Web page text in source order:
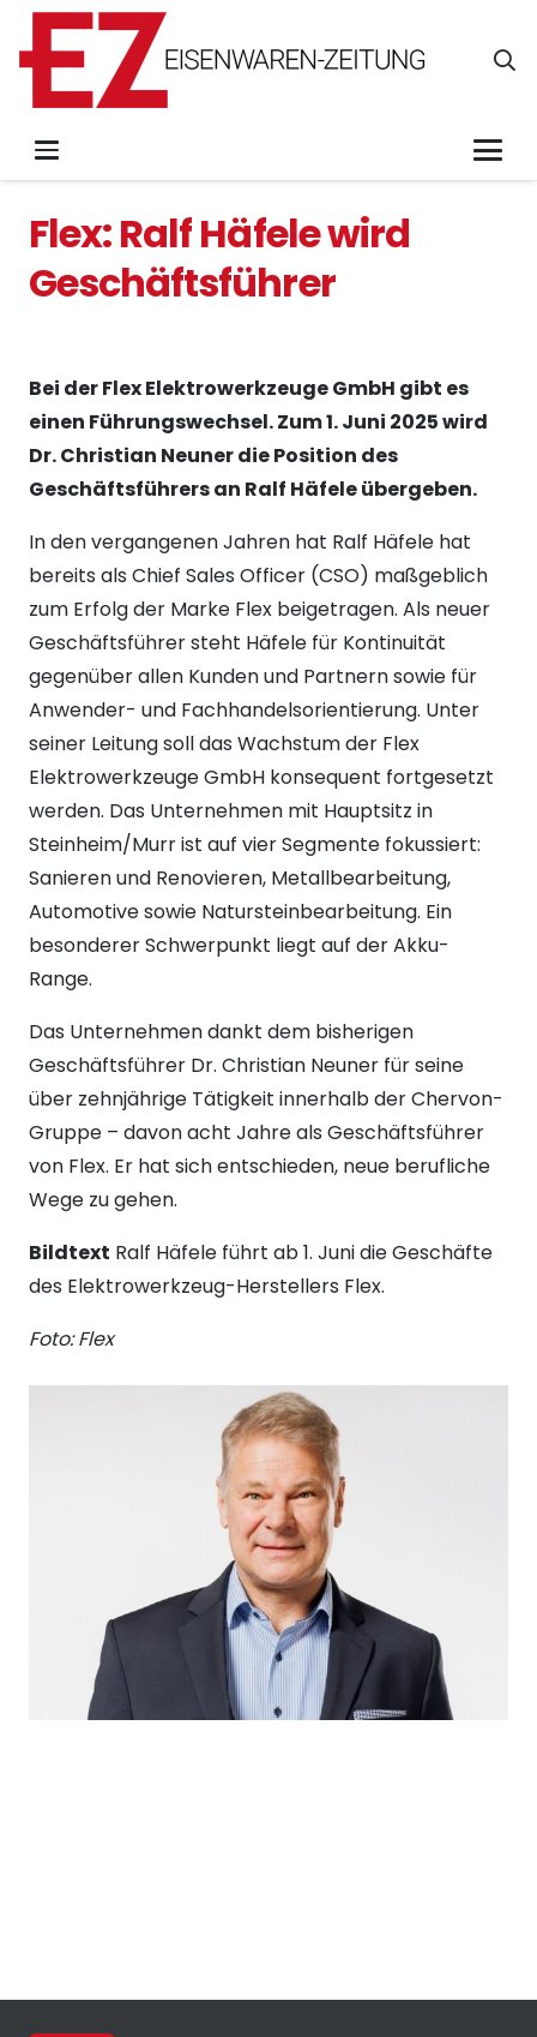
Flex: Ralf Häfele wird
Geschäftsführer
Bei der Flex Elektrowerkzeuge GmbH gibt es
einen Führungswechsel. Zum 1. Juni 2025 wird
Dr. Christian Neuner die Position des
Geschäftsführers an Ralf Häfele übergeben.
In den vergangenen Jahren hat Ralf Häfele hat
bereits als Chief Sales Officer (CSO) maßgeblich
zum Erfolg der Marke Flex beigetragen. Als neuer
Geschäftsführer steht Häfele für Kontinuität
gegenüber allen Kunden und Partnern sowie für
Anwender- und Fachhandelsorientierung. Unter
seiner Leitung soll das Wachstum der Flex
Elektrowerkzeuge GmbH konsequent fortgesetzt
werden. Das Unternehmen mit Hauptsitz in
Steinheim/Murr ist auf vier Segmente fokussiert:
Sanieren und Renovieren, Metallbearbeitung,
Automotive sowie Natursteinbearbeitung. Ein
besonderer Schwerpunkt liegt auf der Akku-
Range.
Das Unternehmen dankt dem bisherigen
Geschäftsführer Dr. Christian Neuner für seine
über zehnjährige Tätigkeit innerhalb der Chervon-
Gruppe – davon acht Jahre als Geschäftsführer
von Flex. Er hat sich entschieden, neue berufliche
Wege zu gehen.
Bildtext Ralf Häfele führt ab 1. Juni die Geschäfte
des Elektrowerkzeug-Herstellers Flex.
Foto: Flex